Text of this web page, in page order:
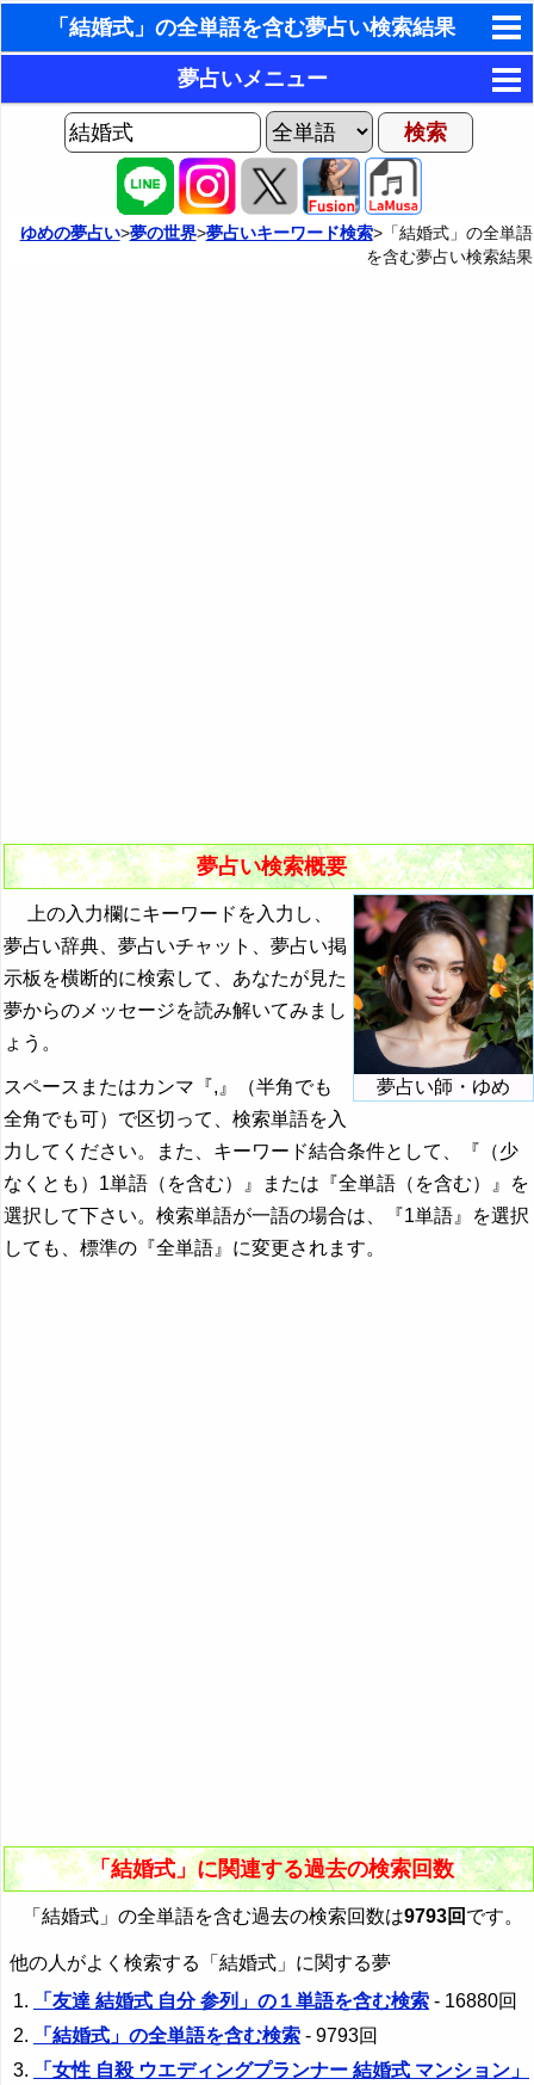
「結婚式」の全単語を含む夢占い検索結果
東洋・西洋占星術
ホラリー占星術
手相占いで未来診断
タロットカードで無料占い
夢占いメニュー
AIゆめの夢占いチャット
ヨセフの夢占い
夢占い掲示板
ゆめの夢占い>夢の世界>夢占いキーワード検索>「結婚式」の全単語
を含む夢占い検索結果
夢占い検索概要
夢占い師・ゆめ
上の入力欄にキーワードを入力し、
夢占い辞典、夢占いチャット、夢占い掲
示板を横断的に検索して、あなたが見た
夢からのメッセージを読み解いてみまし
ょう。
スペースまたはカンマ『,』（半角でも
全角でも可）で区切って、検索単語を入
力してください。また、キーワード結合条件として、『（少
なくとも）1単語（を含む）』または『全単語（を含む）』を
選択して下さい。検索単語が一語の場合は、『1単語』を選択
しても、標準の『全単語』に変更されます。
「結婚式」に関連する過去の検索回数
「結婚式」の全単語を含む過去の検索回数は9793回 です。
他の人がよく検索する「結婚式」に関する夢
「友達 結婚式 自分 参列」の１単語を含む検索 - 16880回
「結婚式」の全単語を含む検索 - 9793回
「女性 自殺 ウエディングプランナー 結婚式 マンション」